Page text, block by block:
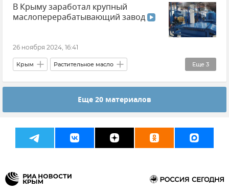
Коллективный Запад Украина
Курская область
В Крыму заработал крупный
маслоперерабатывающий завод
26 ноября 2024, 16:41
Еще 3
Крым Растительное масло
Новости Крыма Денис Кратюк
Еще 20 материалов